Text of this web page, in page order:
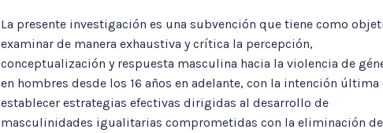
La presente investigación es una subvención que tiene como
examinar de manera exhaustiva y crítica la percepción,
conceptualización y respuesta masculina hacia la violencia de
en hombres desde los 16 años en adelante, con la intención última
establecer estrategias efectivas dirigidas al desarrollo de
masculinidades igualitarias comprometidas con la eliminación de